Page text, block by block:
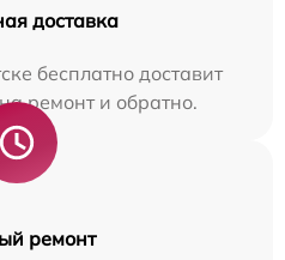
доставка
бесплатно доставит
ремонт и обратно.
ремонт